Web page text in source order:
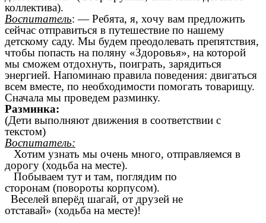
коллектива).
Воспитатель: — Ребята, я, хочу вам предложить
сейчас отправиться в путешествие по нашему
детскому саду. Мы будем преодолевать препятствия,
чтобы попасть на поляну «Здоровья», на которой
мы сможем отдохнуть, поиграть, зарядиться
энергией. Напоминаю правила поведения: двигаться
всем вместе, по необходимости помогать товарищу.
Сначала мы проведем разминку.
Разминка:
(Дети выполняют движения в соответствии с
текстом)
Воспитатель:
Хотим узнать мы очень много, отправляемся в
дорогу (ходьба на месте).
Побываем тут и там, поглядим по
сторонам (повороты корпусом).
Веселей вперёд шагай, от друзей не
отставай» (ходьба на месте)!